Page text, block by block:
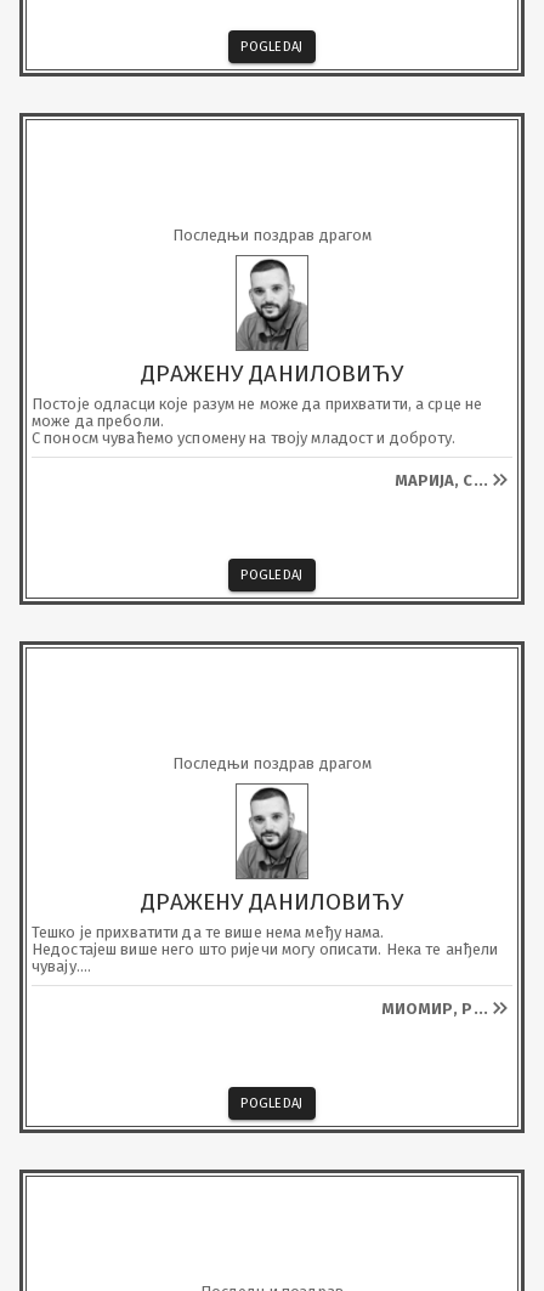
POGLEDAJ
Последњи поздрав драгом
ДРАЖЕНУ ДАНИЛОВИЋУ
Постоје одласци које разум не може да прихватити, а срце не
може да преболи.
С поносм чуваћемо успомену на твоју младост и доброту.
МАРИЈА, С...
POGLEDAJ
Последњи поздрав драгом
ДРАЖЕНУ ДАНИЛОВИЋУ
Тешко је прихватити да те више нема међу нама.
Недостајеш више него што ријечи могу описати. Нека те анђели
чувају.
Живјећеш вјечно у нашим срцима.
МИОМИР, Р ...
POGLEDAJ